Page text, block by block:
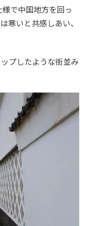
で中国地方を回っ
寒いと共感しあい、
プしたような街並み